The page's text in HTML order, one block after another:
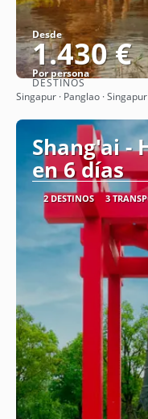
Desde
1.430 €
Por persona
DESTINOS
Singapur · Panglao ·
Shang'ai -
en 6 días
2 DESTINOS 3